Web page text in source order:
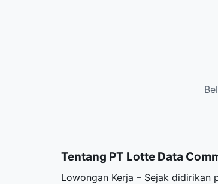
Tentang PT Lotte Data
Lowongan Kerja – Sejak didirikan